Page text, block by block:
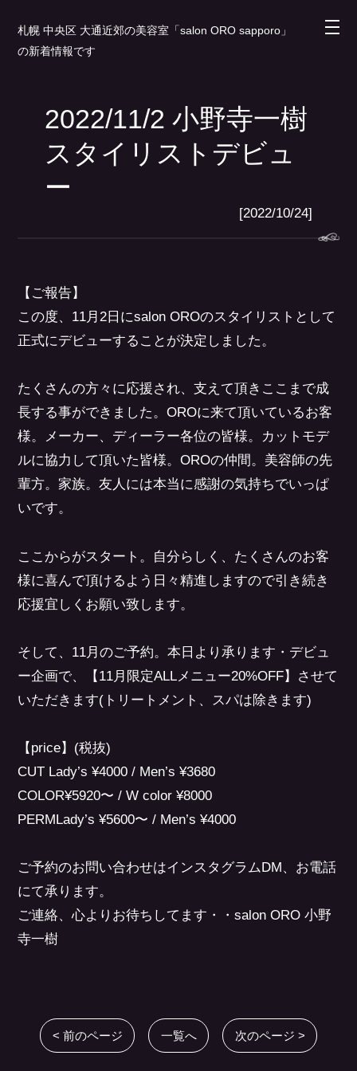
札幌 中央区 大通近郊の美容室「salon ORO sapporo」
の新着情報です
2022/11/2 小野寺一樹
スタイリストデビュ
ー
[2022/10/24]
【ご報告】
この度、11月2日にsalon OROのスタイリストとして
正式にデビューすることが決定しました。
たくさんの方々に応援され、支えて頂きここまで成
長する事ができました。OROに来て頂いているお客
様。メーカー、ディーラー各位の皆様。カットモデ
ルに協力して頂いた皆様。OROの仲間。美容師の先
輩方。家族。友人には本当に感謝の気持ちでいっぱ
いです。
ここからがスタート。自分らしく、たくさんのお客
様に喜んで頂けるよう日々精進しますので引き続き
応援宜しくお願い致します。
そして、11月のご予約。本日より承ります・デビュ
ー企画で、【11月限定ALLメニュー20%OFF】させて
いただきます(トリートメント、スパは除きます)
【price】(税抜)
CUT Lady’s ¥4000 / Men’s ¥3680
COLOR¥5920〜 / W color ¥8000
PERMLady’s ¥5600〜 / Men’s ¥4000
ご予約のお問い合わせはインスタグラムDM、お電話
にて承ります。
ご連絡、心よりお待ちしてます・・salon ORO 小野
寺一樹
< 前のページ 一覧へ 次のページ >